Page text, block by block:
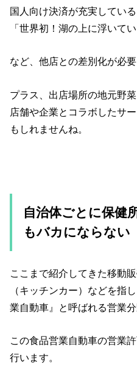
国人向け決済が充実している
「世界初！湖の上に浮いて
など、他店との差別化が必
プラス、出店場所の地元野
店舗や企業とコラボしたサ
もしれませんね。
自治体ごとに保健
もバカにならない
ここまで紹介してきた移動
（キッチンカー）などを指
業自動車』と呼ばれる営業分
この食品営業自動車の営業
行います。